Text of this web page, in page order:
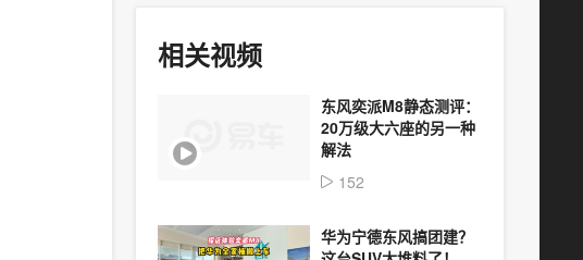
相关视频
东风奕派M8静态测评：
20万级大六座的另一种
解法
152
华为宁德东风搞团建？